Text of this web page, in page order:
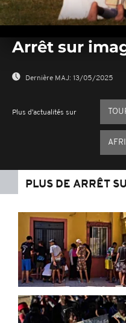
seconds
0%
Arrêt sur
Dernière MAJ: 13/05/2025
Plus d'actualités sur
PLUS DE ARRÊT